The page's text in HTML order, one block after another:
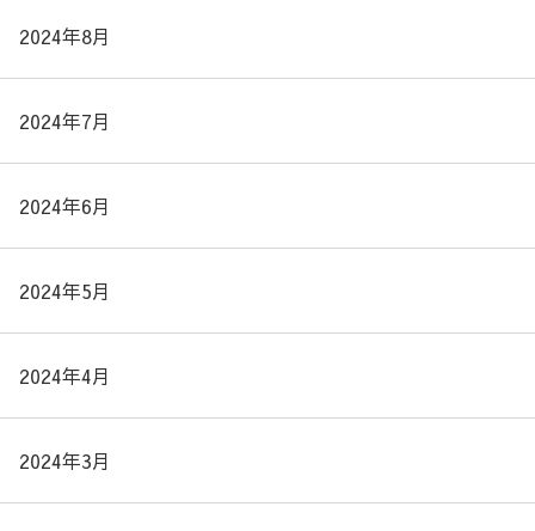
2024年8月
2024年7月
2024年6月
2024年5月
2024年4月
2024年3月